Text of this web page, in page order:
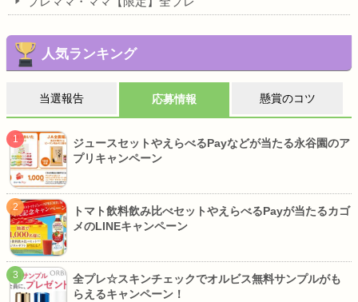
人気ランキング
当選報告 応募情報 懸賞のコツ
ジュースセットやえらべるPayなどが当たる永谷園のア
プリキャンペーン
トマト飲料飲み比べセットやえらべるPayが当たるカゴ
メのLINEキャンペーン
全プレ☆スキンチェックでオルビス無料サンプルがも
らえるキャンペーン！